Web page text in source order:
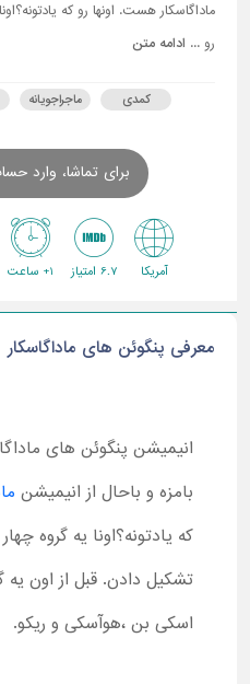
ماداگاسکار هست. اونها رو که
رو ... ادامه متن
کمدی ماجراجویانه
برای تماشا، وارد
آمریکا 6.7 امتیاز 1+ ساعت
معرفی پنگوئن های ماداگاسکار
انیمیشن پنگوئن های
بامزه و باحال از انیمیشن
که یادتونه؟اونا یه گروه
تشکیل دادن. قبل از اون
اسکی بن ،هوآسکی و ریکو.